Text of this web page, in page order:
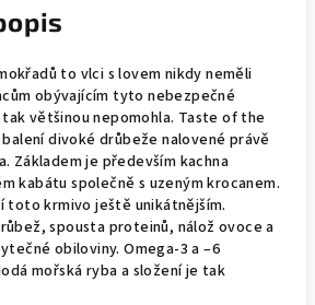
to vlci s lovem nikdy neměli
obývajícím tyto nebezpečné
většinou nepomohla. Taste of the
divoké drůbeže nalovené právě
Základem je především kachna
kabátu společně s uzeným krocanem.
toto krmivo ještě unikátnějším.
spousta proteinů, nálož ovoce a
obiloviny. Omega-3 a –6
mořská ryba a složení je tak